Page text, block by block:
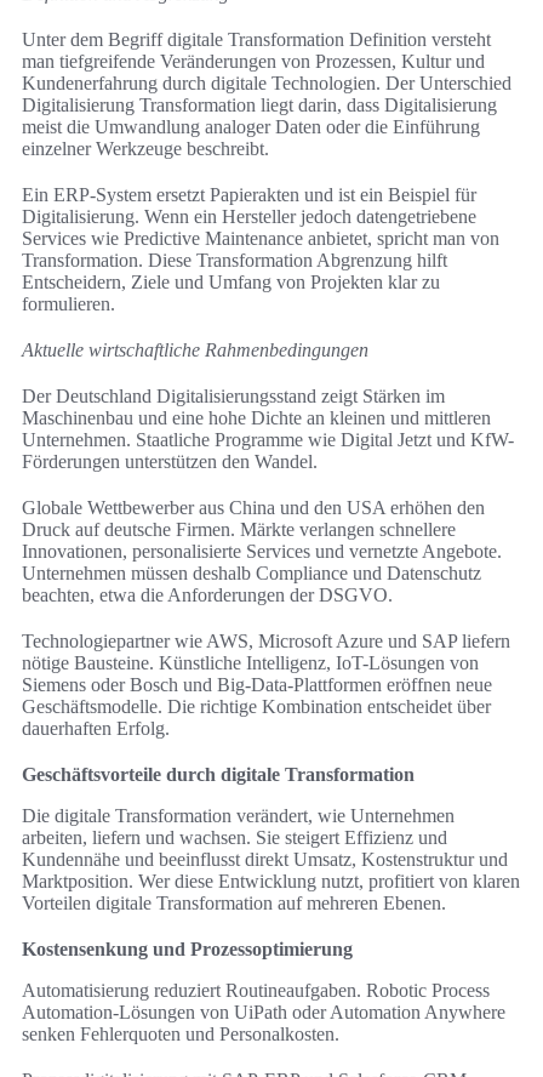
Unter dem Begriff digitale Transformation Definition versteht
man tiefgreifende Veränderungen von Prozessen, Kultur und
Kundenerfahrung durch digitale Technologien. Der Unterschied
Digitalisierung Transformation liegt darin, dass Digitalisierung
meist die Umwandlung analoger Daten oder die Einführung
einzelner Werkzeuge beschreibt.
Ein ERP-System ersetzt Papierakten und ist ein Beispiel für
Digitalisierung. Wenn ein Hersteller jedoch datengetriebene
Services wie Predictive Maintenance anbietet, spricht man von
Transformation. Diese Transformation Abgrenzung hilft
Entscheidern, Ziele und Umfang von Projekten klar zu
formulieren.
Aktuelle wirtschaftliche Rahmenbedingungen
Der Deutschland Digitalisierungsstand zeigt Stärken im
Maschinenbau und eine hohe Dichte an kleinen und mittleren
Unternehmen. Staatliche Programme wie Digital Jetzt und KfW-
Förderungen unterstützen den Wandel.
Globale Wettbewerber aus China und den USA erhöhen den
Druck auf deutsche Firmen. Märkte verlangen schnellere
Innovationen, personalisierte Services und vernetzte Angebote.
Unternehmen müssen deshalb Compliance und Datenschutz
beachten, etwa die Anforderungen der DSGVO.
Technologiepartner wie AWS, Microsoft Azure und SAP liefern
nötige Bausteine. Künstliche Intelligenz, IoT-Lösungen von
Siemens oder Bosch und Big-Data-Plattformen eröffnen neue
Geschäftsmodelle. Die richtige Kombination entscheidet über
dauerhaften Erfolg.
Geschäftsvorteile durch digitale Transformation
Die digitale Transformation verändert, wie Unternehmen
arbeiten, liefern und wachsen. Sie steigert Effizienz und
Kundennähe und beeinflusst direkt Umsatz, Kostenstruktur und
Marktposition. Wer diese Entwicklung nutzt, profitiert von klaren
Vorteilen digitale Transformation auf mehreren Ebenen.
Kostensenkung und Prozessoptimierung
Automatisierung reduziert Routineaufgaben. Robotic Process
Automation-Lösungen von UiPath oder Automation Anywhere
senken Fehlerquoten und Personalkosten.